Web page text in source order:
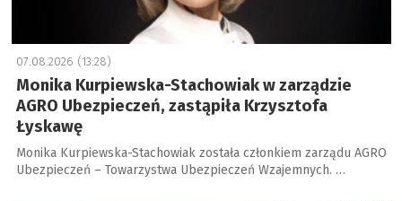
07.08.2026 (13:28)
Monika Kurpiewska-Stachowiak w zarządzie
AGRO Ubezpieczeń, zastąpiła Krzysztofa
Łyskawę
Monika Kurpiewska-Stachowiak została członkiem zarządu AGRO
Ubezpieczeń – Towarzystwa Ubezpieczeń Wzajemnych. …